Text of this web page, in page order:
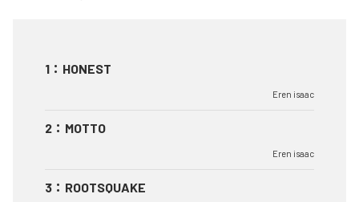
1 ： HONEST
Eren isaac
2 ： MOTTO
Eren isaac
3 ： ROOTSQUAKE